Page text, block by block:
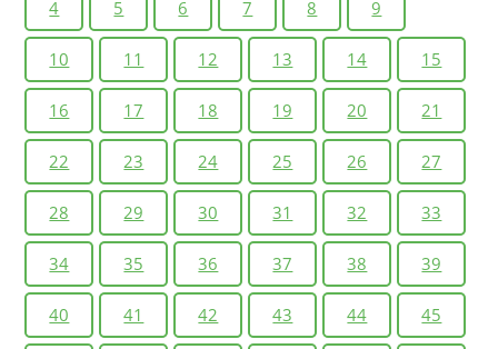
4 5 6 7 8 9
10 11 12 13 14 15
16 17 18 19 20 21
22 23 24 25 26 27
28 29 30 31 32 33
34 35 36 37 38 39
40 41 42 43 44 45